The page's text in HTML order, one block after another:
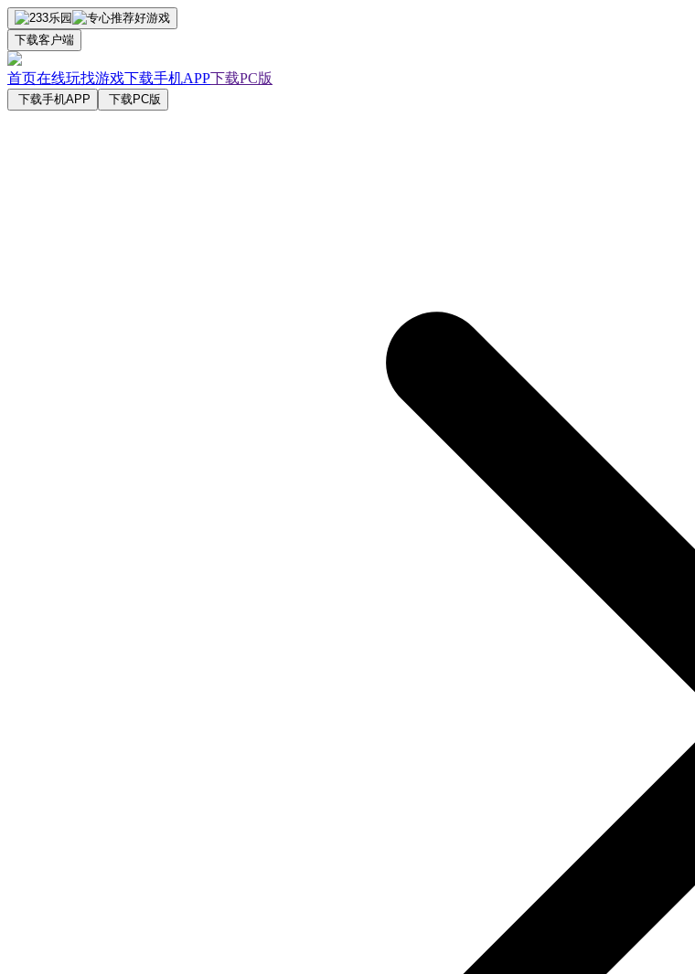
下载客户端
首页在线玩找游戏下载手机APP下载PC版
下载手机APP 下载PC版